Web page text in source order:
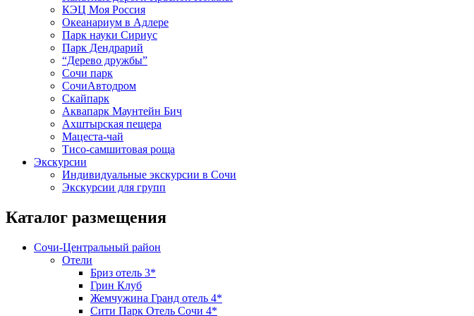
КЭЦ Моя Россия
Океанариум в Адлере
Парк науки Сириус
Парк Дендрарий
“Дерево дружбы”
Сочи парк
СочиАвтодром
Скайпарк
Аквапарк Маунтейн Бич
Ахштырская пещера
Мацеста-чай
Тисо-самшитовая роща
Экскурсии
Индивидуальные экскурсии в Сочи
Экскурсии для групп
Каталог размещения
Сочи-Центральный район
Отели
Бриз отель 3*
Грин Клуб
Жемчужина Гранд отель 4*
Сити Парк Отель Сочи 4*